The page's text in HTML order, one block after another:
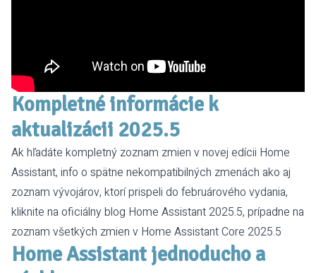
Kompletné informácie k
aktualizácii 2025.5
Ak hľadáte kompletný zoznam zmien v novej edícii Home
Assistant, info o spätne nekompatibilných zmenách ako aj
zoznam vývojárov, ktorí prispeli do februárového vydania,
kliknite na oficiálny blog Home Assistant 2025.5, prípadne na
zoznam všetkých zmien v Home Assistant Core 2025.5
Home Assistant jednoducho a